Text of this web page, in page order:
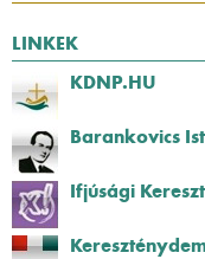
LINKEK
KDNP.HU
Barankovics
Ifjúsági